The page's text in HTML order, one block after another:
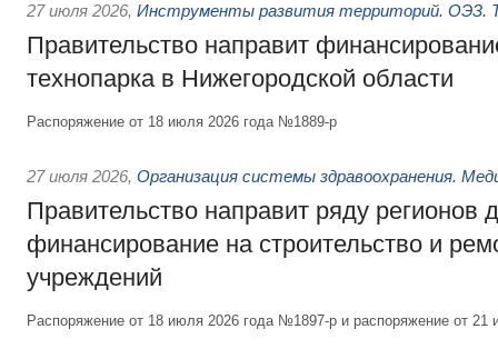
27 июля 2026, Инструменты развития территорий. ОЭЗ.
Правительство направит
технопарка в Нижегородской области
Распоряжение от 18 июля 2026 года №1889-р
27 июля 2026, Организация системы здравоохранения.
Правительство направит ряду регионов
финансирование на строительство и
учреждений
Распоряжение от 18 июля 2026 года №1897-р и распоряжение от